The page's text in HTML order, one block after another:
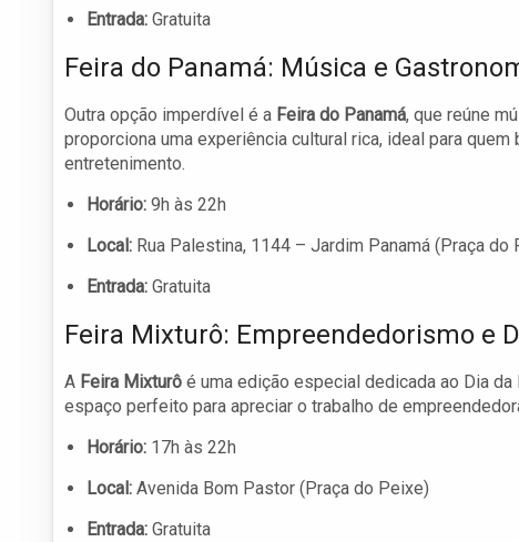
Entrada: Gratuita
Feira do Panamá: Música e
Outra opção imperdível é a Feira do Panamá, que reúne
proporciona uma experiência cultural rica, ideal para
entretenimento.
Horário: 9h às 22h
Local: Rua Palestina, 1144 – Jardim Panamá (Praça do
Entrada: Gratuita
Feira Mixturô: Empreendedorismo e
A Feira Mixturô é uma edição especial dedicada ao Dia
espaço perfeito para apreciar o trabalho de
Horário: 17h às 22h
Local: Avenida Bom Pastor (Praça do Peixe)
Entrada: Gratuita